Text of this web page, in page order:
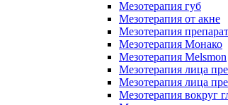
Мезотерапия губ
Мезотерапия от акне
Мезотерапия
Мезотерапия Монако
Мезотерапия Melsmon
Мезотерапия лица
Мезотерапия лица
Мезотерапия вокруг